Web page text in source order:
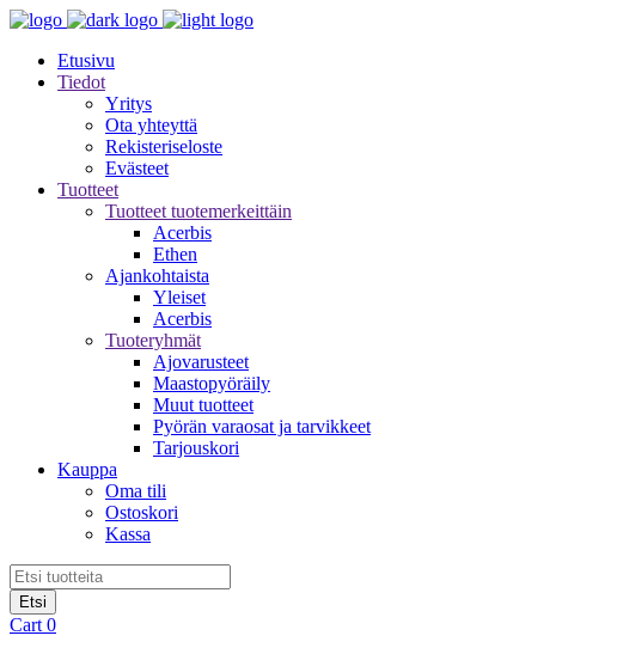
Etusivu
Tiedot
Yritys
Ota yhteyttä
Rekisteriseloste
Evästeet
Tuotteet
Tuotteet tuotemerkeittäin
Acerbis
Ethen
Ajankohtaista
Yleiset
Acerbis
Tuoteryhmät
Ajovarusteet
Maastopyöräily
Muut tuotteet
Pyörän varaosat ja tarvikkeet
Tarjouskori
Kauppa
Oma tili
Ostoskori
Kassa
Cart 0